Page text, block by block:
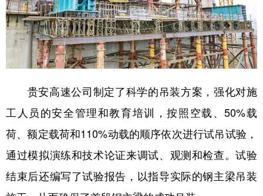
贵安高速公司制定了科学的吊装方案，强化对施
工人员的安全管理和教育培训，按照空载、50%载
荷、额定载荷和110%动载的顺序依次进行试吊试验，
通过模拟演练和技术论证来调试、观测和检查。试验
结束后还编写了试验报告，以指导实际的钢主梁吊装